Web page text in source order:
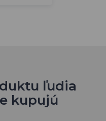
ľudia
kupujú